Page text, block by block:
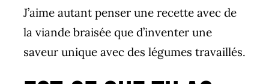
J’aime autant penser une recette avec de
la viande braisée que d’inventer une
saveur unique avec des légumes travaillés.